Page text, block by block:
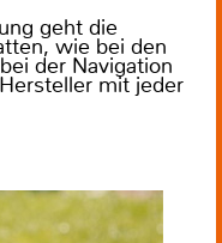
geht die
wie bei den
der Navigation
mit jeder